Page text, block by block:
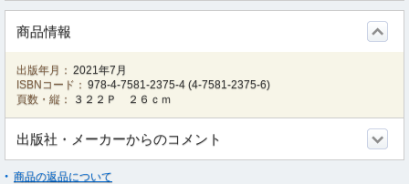
商品情報
出版年月： 2021年7月
ISBNコード： 978-4-7581-2375-4 (4-7581-2375-6)
頁数・縦：
３２２Ｐ ２６ｃｍ
出版社・メーカーからのコメント
商品の返品について